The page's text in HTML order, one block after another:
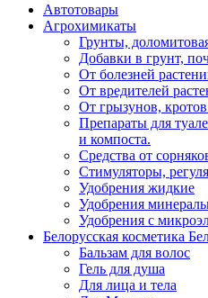
Автотовары
Агрохимикаты
Грунты,
Добавки в грунт,
От болезней
От вредителей
От грызунов,
Препараты для
и компоста.
Средства от
Стимуляторы,
Удобрения жидкие
Удобрения
Удобрения с
Белорусская косметика
Бальзам для волос
Гель для душа
Для лица и тела